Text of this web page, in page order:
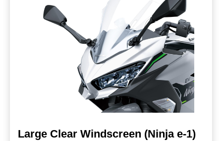
Large Clear Windscreen (Ninja e-1)